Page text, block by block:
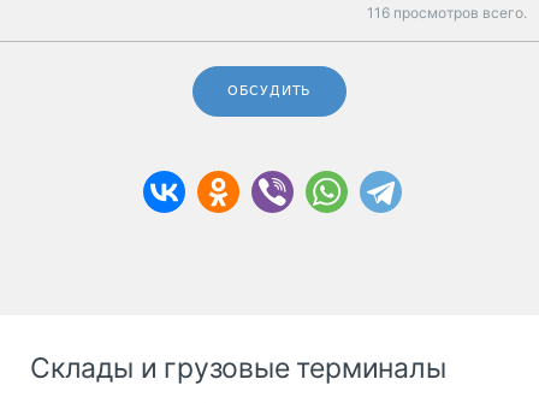
116 просмотров всего.
ОБСУДИТЬ
Склады и грузовые терминалы